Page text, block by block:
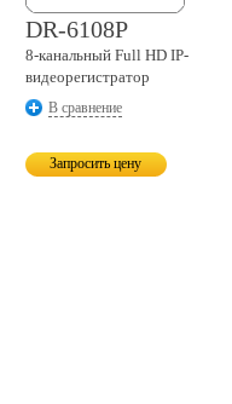
DR-6108P
8-канальный Full HD IP-
видеорегистратор
В сравнение
Запросить цену